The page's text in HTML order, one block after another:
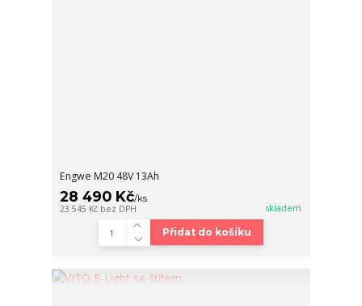
Engwe M20 48V 13Ah
28 490 Kč/ks
23 545 Kč bez DPH skladem
Přidat do košíku